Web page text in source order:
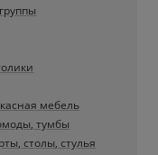
мебель
тумбы
столы, стулья